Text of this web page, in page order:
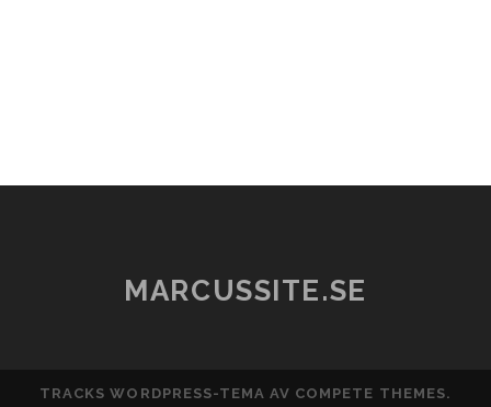
MARCUSSITE.SE
TRACKS WORDPRESS-TEMA AV COMPETE THEMES.